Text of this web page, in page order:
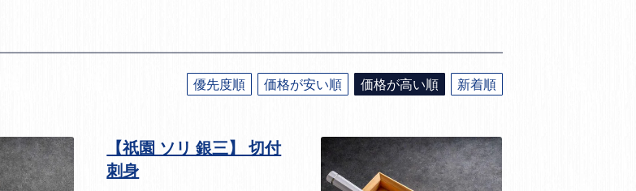
優先度順 価格が安い順 価格が高い順 新着順
【祇園 ソリ 銀三】 切付
刺身